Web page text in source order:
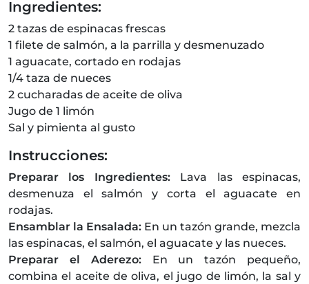
Ingredientes:
2 tazas de espinacas frescas
1 filete de salmón, a la parrilla y desmenuzado
1 aguacate, cortado en rodajas
1/4 taza de nueces
2 cucharadas de aceite de oliva
Jugo de 1 limón
Sal y pimienta al gusto
Instrucciones:
Preparar los Ingredientes:Lava las espinacas,
desmenuza el salmón y corta el aguacate en
rodajas.
Ensamblar la Ensalada: En un tazón grande, mezcla
las espinacas, el salmón, el aguacate y las nueces.
Preparar el Aderezo: En un tazón pequeño,
combina el aceite de oliva, el jugo de limón, la sal y